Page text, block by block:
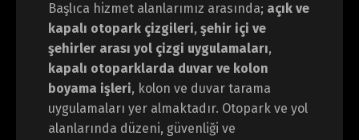
Başlıca hizmet alanlarımız arasında; açık ve
kapalı otopark çizgileri, şehir içi ve
şehirler arası yol çizgi uygulamaları,
kapalı otoparklarda duvar ve kolon
boyama işleri, kolon ve duvar tarama
uygulamaları yer almaktadır. Otopark ve yol
alanlarında düzeni, güvenliği ve